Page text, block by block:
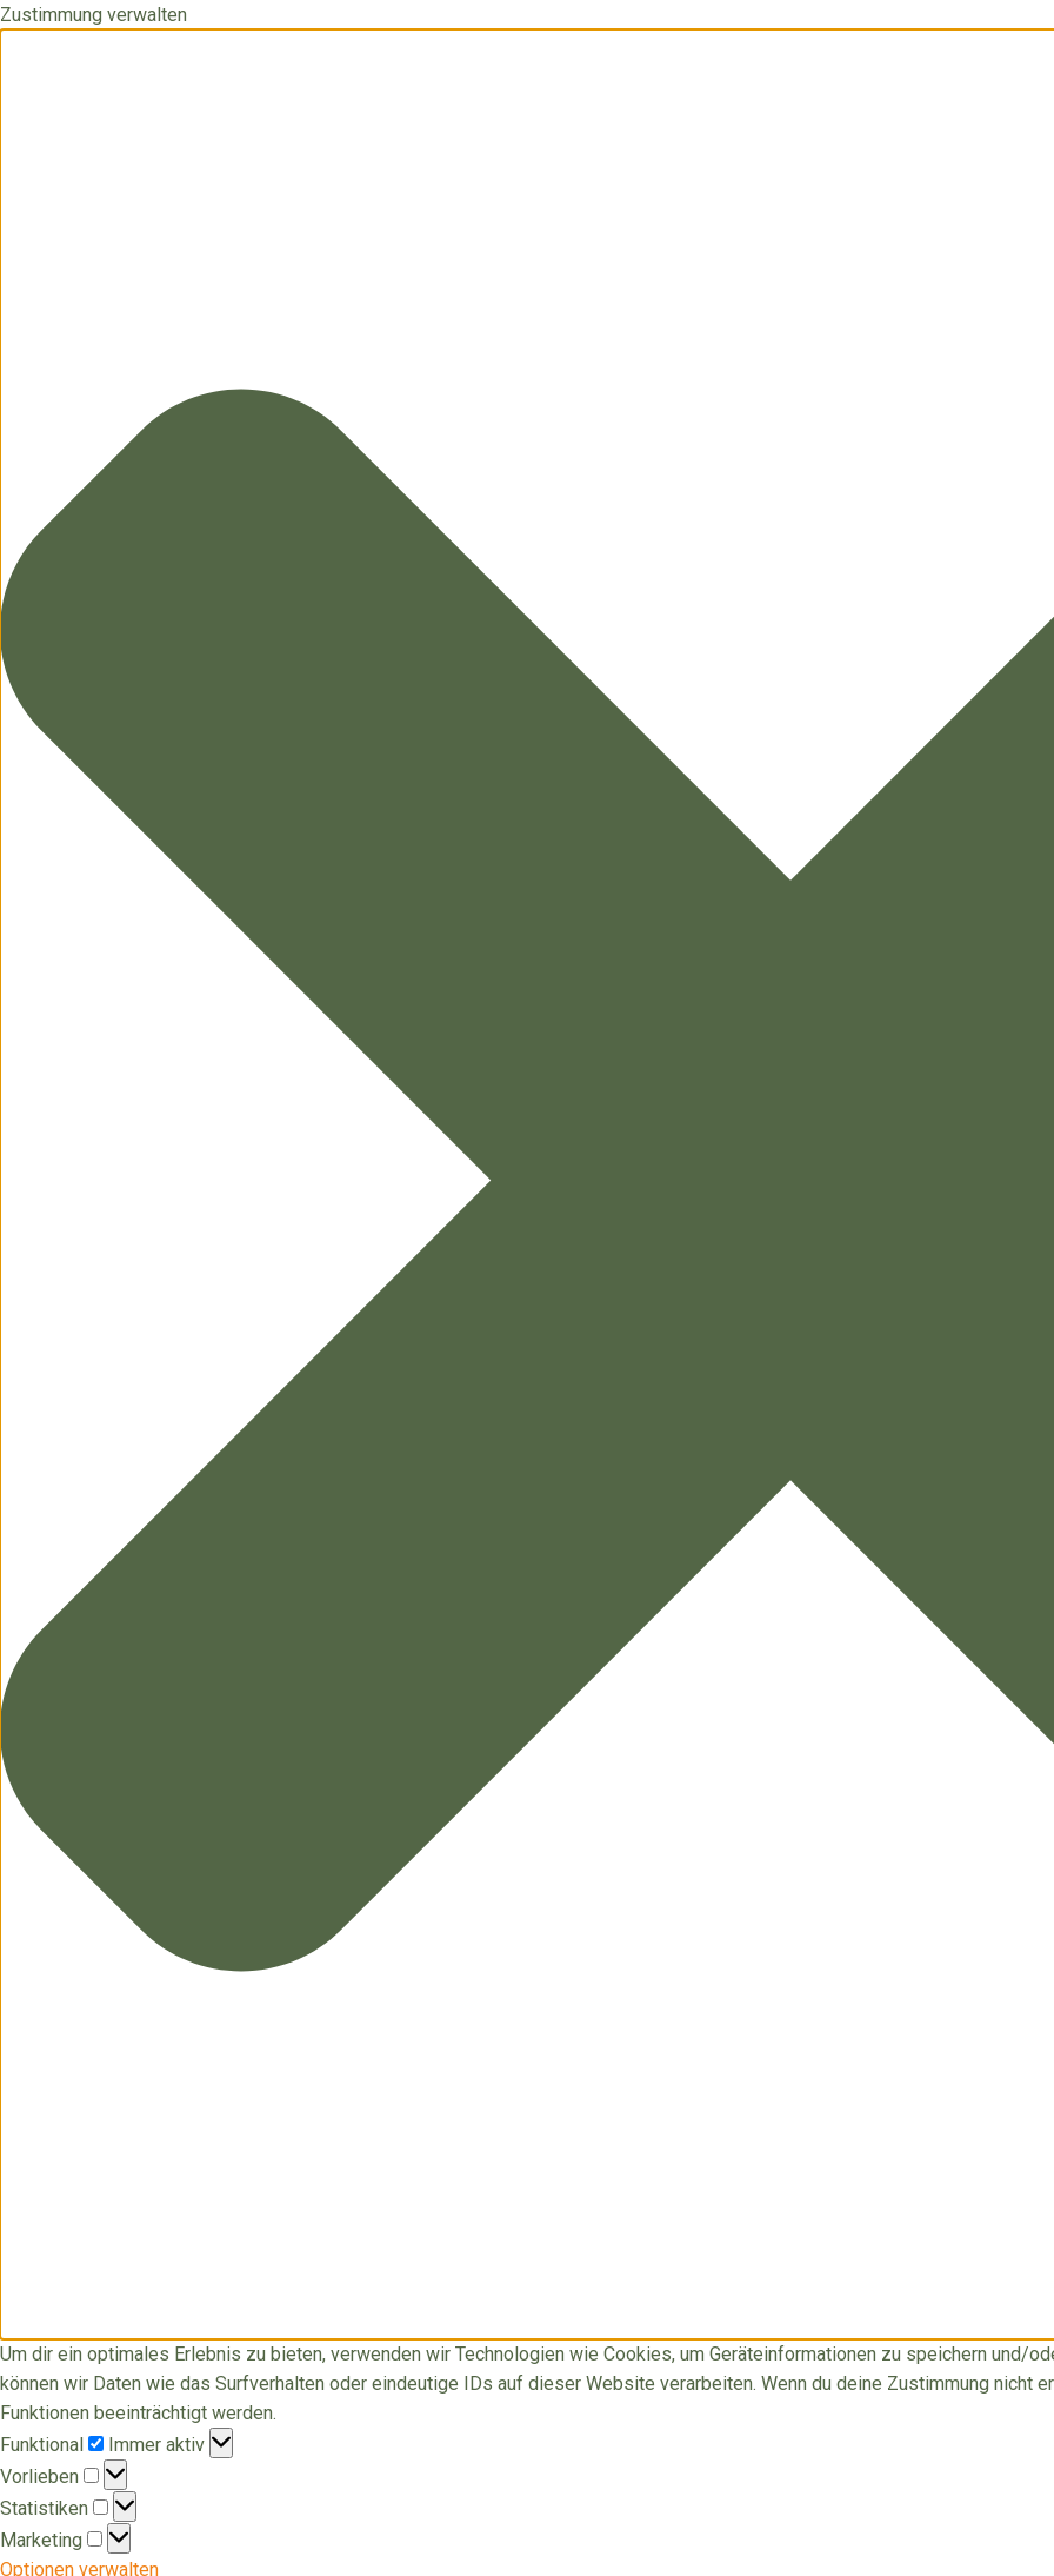
Zustimmung verwalten
Um dir ein optimales Erlebnis zu bieten, verwenden wir Technologien wie Cookies, um Geräteinformationen zu speichern und/
können wir Daten wie das Surfverhalten oder eindeutige IDs auf dieser Website verarbeiten. Wenn du deine Zustimmung nicht
Funktionen beeinträchtigt werden.
Funktional
Funktional
Immer aktiv
Vorlieben
Vorlieben
Statistiken
Statistiken
Marketing
Marketing
Optionen verwalten